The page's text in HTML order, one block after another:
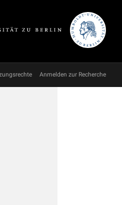
Anmelden zur Recherche